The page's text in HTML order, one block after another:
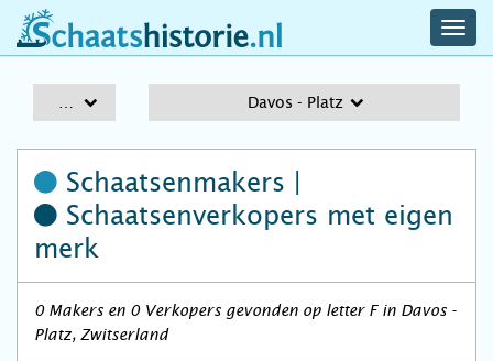
schaatshistorie.nl
Davos - Platz
Schaatsenmakers |
Schaatsenverkopers met eigen
merk
0 Makers en 0 Verkopers gevonden op letter F in Davos -
Platz, Zwitserland